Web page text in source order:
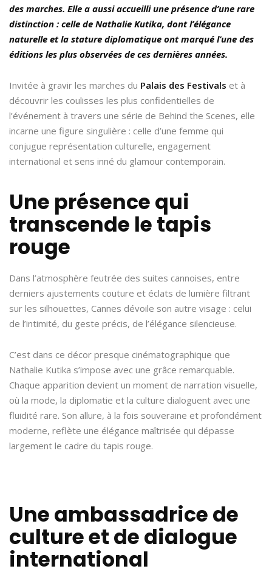
des marches. Elle a aussi accueilli une présence d’une rare
distinction : celle de Nathalie Kutika, dont l’élégance
naturelle et la stature diplomatique ont marqué l’une des
éditions les plus observées de ces dernières années.
Invitée à gravir les marches du Palais des Festivals et à
découvrir les coulisses les plus confidentielles de
l’événement à travers une série de Behind the Scenes, elle
incarne une figure singulière : celle d’une femme qui
conjugue représentation culturelle, engagement
international et sens inné du glamour contemporain.
Une présence qui
transcende le tapis
rouge
Dans l’atmosphère feutrée des suites cannoises, entre
derniers ajustements couture et éclats de lumière filtrant
sur les silhouettes, Cannes dévoile son autre visage : celui
de l’intimité, du geste précis, de l’élégance silencieuse.
C’est dans ce décor presque cinématographique que
Nathalie Kutika s’impose avec une grâce remarquable.
Chaque apparition devient un moment de narration visuelle,
où la mode, la diplomatie et la culture dialoguent avec une
fluidité rare. Son allure, à la fois souveraine et profondément
moderne, reflète une élégance maîtrisée qui dépasse
largement le cadre du tapis rouge.
Une ambassadrice de
culture et de dialogue
international